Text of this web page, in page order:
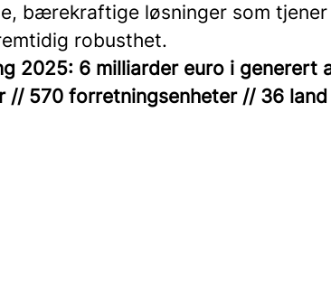
bærekraftige løsninger som
robusthet.
2025: 6 milliarder euro i generert
// 570 forretningsenheter // 36 land